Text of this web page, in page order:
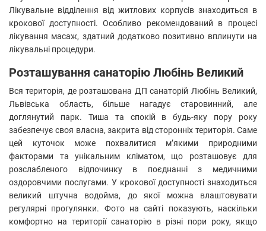
Лікувальне відділення від житлових корпусів знаходиться в
крокової доступності. Особливо рекомендований в процесі
лікування масаж, здатний додатково позитивно вплинути на
лікувальні процедури.
Розташування санаторію Любінь Великий
Вся територія, де розташована ДП санаторій Любінь Великий,
Львівська область, більше нагадує старовинний, але
доглянутий парк. Тиша та спокій в будь-яку пору року
забезпечує своя власна, закрита від сторонніх територія. Саме
цей куточок може похвалитися м’якими природними
факторами та унікальним кліматом, що розташовує для
розслабленого відпочинку в поєднанні з медичними
оздоровчими послугами. У крокової доступності знаходиться
великий штучна водойма, до якої можна влаштовувати
регулярні прогулянки. Фото на сайті показують, наскільки
комфортно на території санаторію в різні пори року, якщо